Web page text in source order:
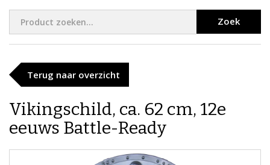
Zoek
Terug naar overzicht
Vikingschild, ca. 62 cm, 12e
eeuws Battle-Ready